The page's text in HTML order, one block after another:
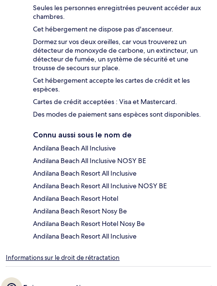
Seules les personnes enregistrées peuvent accéder aux
chambres.
Cet hébergement ne dispose pas d'ascenseur.
Dormez sur vos deux oreilles, car vous trouverez un
détecteur de monoxyde de carbone, un extincteur, un
détecteur de fumée, un système de sécurité et une
trousse de secours sur place.
Cet hébergement accepte les cartes de crédit et les
espèces.
Cartes de crédit acceptées : Visa et Mastercard.
Des modes de paiement sans espèces sont disponibles.
Connu aussi sous le nom de
Andilana Beach All Inclusive
Andilana Beach All Inclusive NOSY BE
Andilana Beach Resort All Inclusive
Andilana Beach Resort All Inclusive NOSY BE
Andilana Beach Resort Hotel
Andilana Beach Resort Nosy Be
Andilana Beach Resort Hotel Nosy Be
Andilana Beach Resort All Inclusive
Informations sur le droit de rétractation